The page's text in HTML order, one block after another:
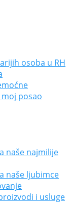
osoba u RH
posao
naše najmilije
naše ljubimce
i usluge